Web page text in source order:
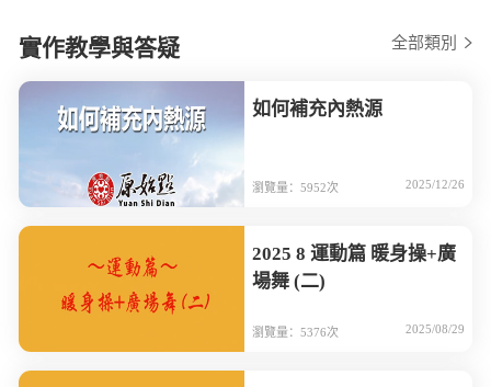
實作教學與答疑 全部類別
如何補充內熱源
瀏覽量：5952次 2025/12/26
2025 8 運動篇 暖身操+廣
場舞 (二)
瀏覽量：5376次 2025/08/29